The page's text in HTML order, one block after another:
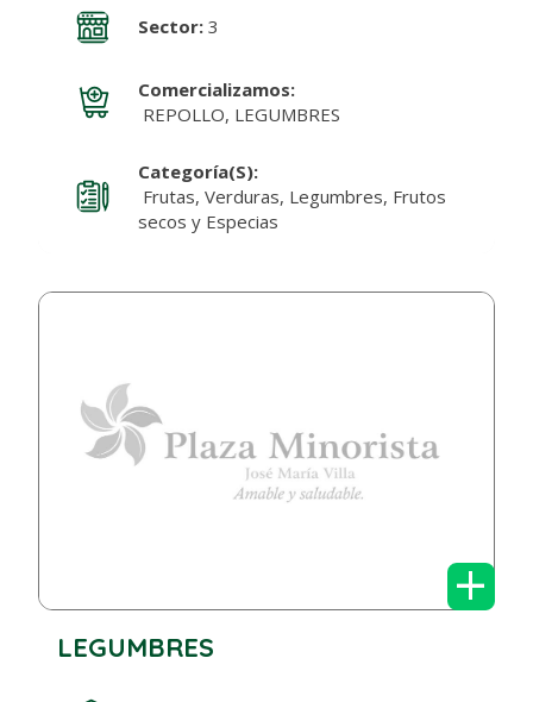
Sector:3
Comercializamos:
REPOLLO, LEGUMBRES
Categoría(s):
Frutas, Verduras, Legumbres, Frutos
secos y Especias
+
LEGUMBRES